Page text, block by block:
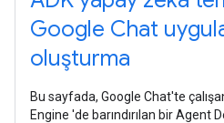
Google Chat
oluşturma
Bu sayfada, Google Chat'te
Engine 'de barındırılan bir Agent